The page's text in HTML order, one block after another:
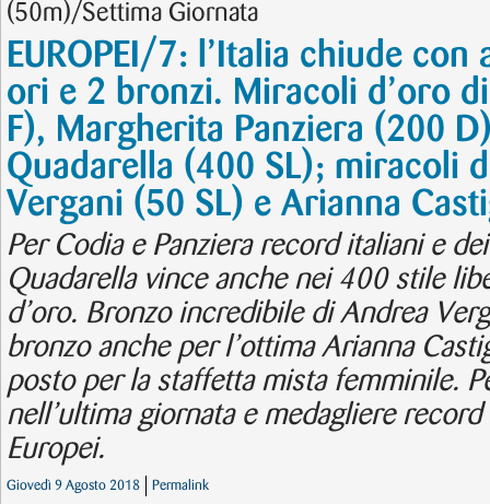
(50m)/Settima Giornata
EUROPEI/7: l’Italia chiude
ori e 2 bronzi. Miracoli d’oro
F), Margherita Panziera (200
Quadarella (400 SL); miracoli
Vergani (50 SL) e Arianna
Per Codia e Panziera record italiani e
Quadarella vince anche nei 400 stile
d’oro. Bronzo incredibile di Andrea
bronzo anche per l’ottima Arianna
posto per la staffetta mista femminile.
nell’ultima giornata e medagliere
Europei.
Giovedì 9 Agosto 2018 Permalink